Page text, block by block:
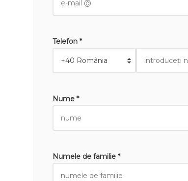
Telefon *
Nume *
Numele de familie *